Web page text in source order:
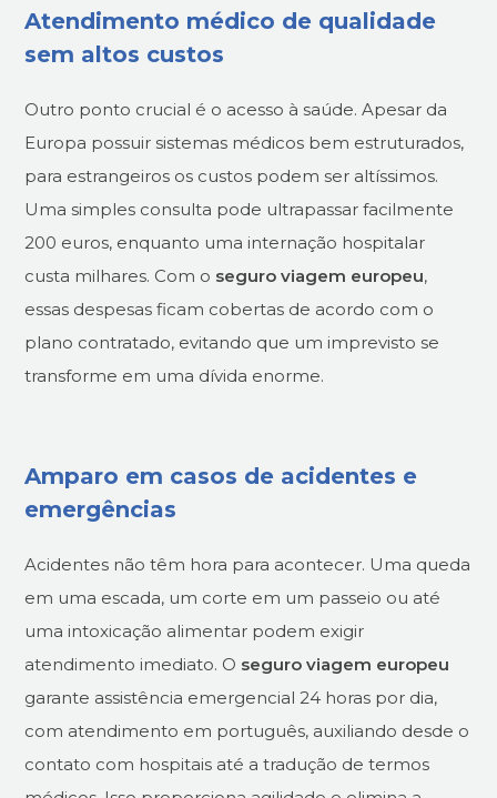
Atendimento médico de qualidade
sem altos custos
Outro ponto crucial é o acesso à saúde. Apesar da
Europa possuir sistemas médicos bem estruturados,
para estrangeiros os custos podem ser altíssimos.
Uma simples consulta pode ultrapassar facilmente
200 euros, enquanto uma internação hospitalar
custa milhares. Com o seguro viagem europeu,
essas despesas ficam cobertas de acordo com o
plano contratado, evitando que um imprevisto se
transforme em uma dívida enorme.
Amparo em casos de acidentes e
emergências
Acidentes não têm hora para acontecer. Uma queda
em uma escada, um corte em um passeio ou até
uma intoxicação alimentar podem exigir
atendimento imediato. O seguro viagem europeu
garante assistência emergencial 24 horas por dia,
com atendimento em português, auxiliando desde o
contato com hospitais até a tradução de termos